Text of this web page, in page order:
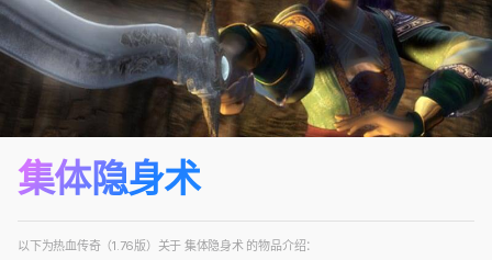
集体隐身术
以下为热血传奇（1.76版）关于 集体隐身术 的物品介绍：